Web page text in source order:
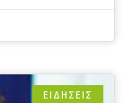
ΕΙΔΗΣΕΙΣ